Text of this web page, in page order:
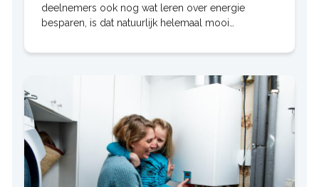
deelnemers ook nog wat leren over energie
besparen, is dat natuurlijk helemaal mooi
organiseer een avond in jouw